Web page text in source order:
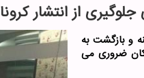
از انتشار كرونا
و بازگشت به
ضروری می